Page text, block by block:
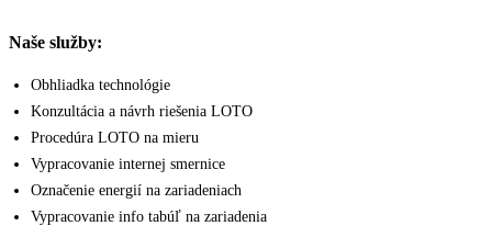
Naše služby:
Obhliadka technológie
Konzultácia a návrh riešenia LOTO
Procedúra LOTO na mieru
Vypracovanie internej smernice
Označenie energií na zariadeniach
Vypracovanie info tabúľ na zariadenia